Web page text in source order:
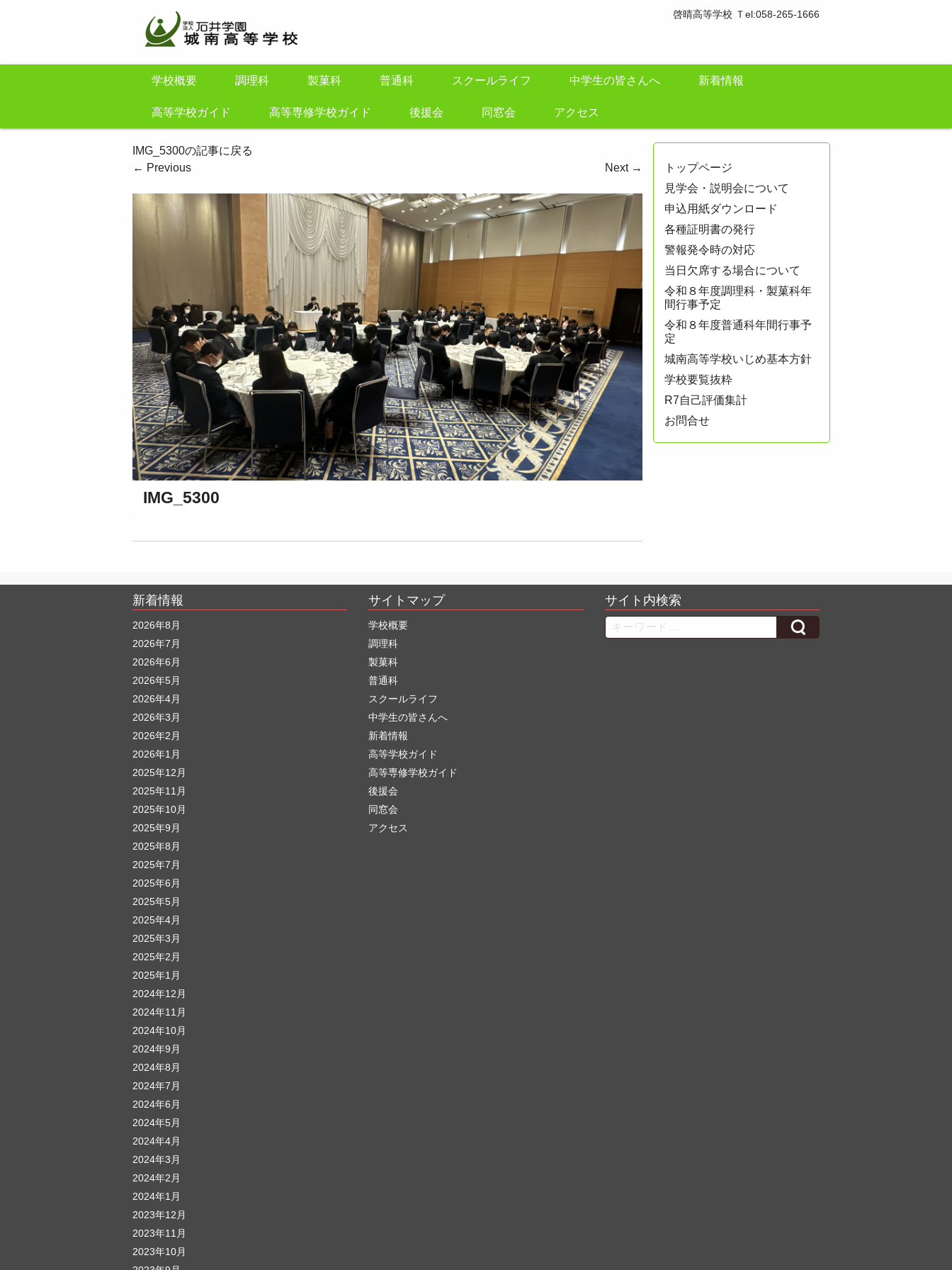
啓晴高等学校 Ｔel:058-265-1666
学校概要 調理科 製菓科 普通科 スクールライフ 中学生の皆さんへ 新着情報
高等学校ガイド 高等専修学校ガイド 後援会 同窓会 アクセス
IMG_5300の記事に戻る
← Previous Next →
IMG_5300
トップページ
見学会・説明会について
申込用紙ダウンロード
各種証明書の発行
警報発令時の対応
当日欠席する場合について
令和８年度調理科・製菓科年
間行事予定
令和８年度普通科年間行事予
定
城南高等学校いじめ基本方針
学校要覧抜粋
R7自己評価集計
お問合せ
新着情報
2026年8月
2026年7月
2026年6月
2026年5月
2026年4月
2026年3月
2026年2月
2026年1月
2025年12月
2025年11月
2025年10月
2025年9月
2025年8月
2025年7月
2025年6月
2025年5月
2025年4月
2025年3月
2025年2月
2025年1月
2024年12月
2024年11月
2024年10月
2024年9月
2024年8月
2024年7月
2024年6月
2024年5月
2024年4月
2024年3月
2024年2月
2024年1月
2023年12月
2023年11月
2023年10月
サイトマップ
学校概要
調理科
製菓科
普通科
スクールライフ
中学生の皆さんへ
新着情報
高等学校ガイド
高等専修学校ガイド
後援会
同窓会
アクセス
サイト内検索
Search